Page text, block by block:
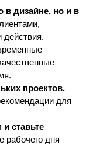
в дизайне, но и в
действия.
проектов.
для
ставьте
рабочего дня –